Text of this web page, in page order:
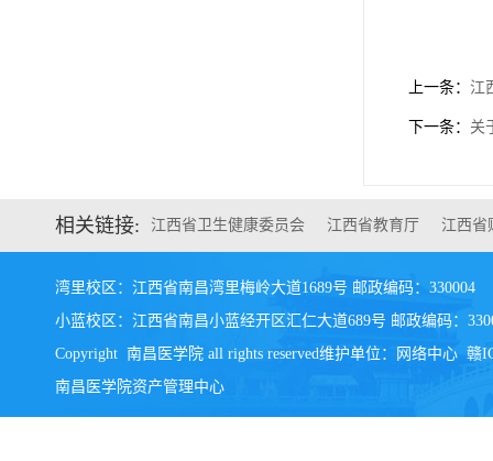
上一条： 江
下一条： 关
相关链接: 江西省卫生健康委员会 江西省教育厅 江西省
湾里校区：江西省南昌湾里梅岭大道1689号 邮政编码：330004
小蓝校区：江西省南昌小蓝经开区汇仁大道689号 邮政编码：
Copyright 南昌医学院 all rights reserved维护单位：网络中心 赣
南昌医学院资产管理中心